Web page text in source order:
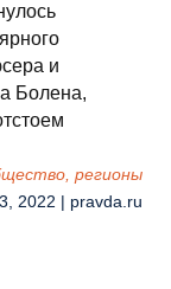
и
Болена,
регионы
2022 | pravda.ru